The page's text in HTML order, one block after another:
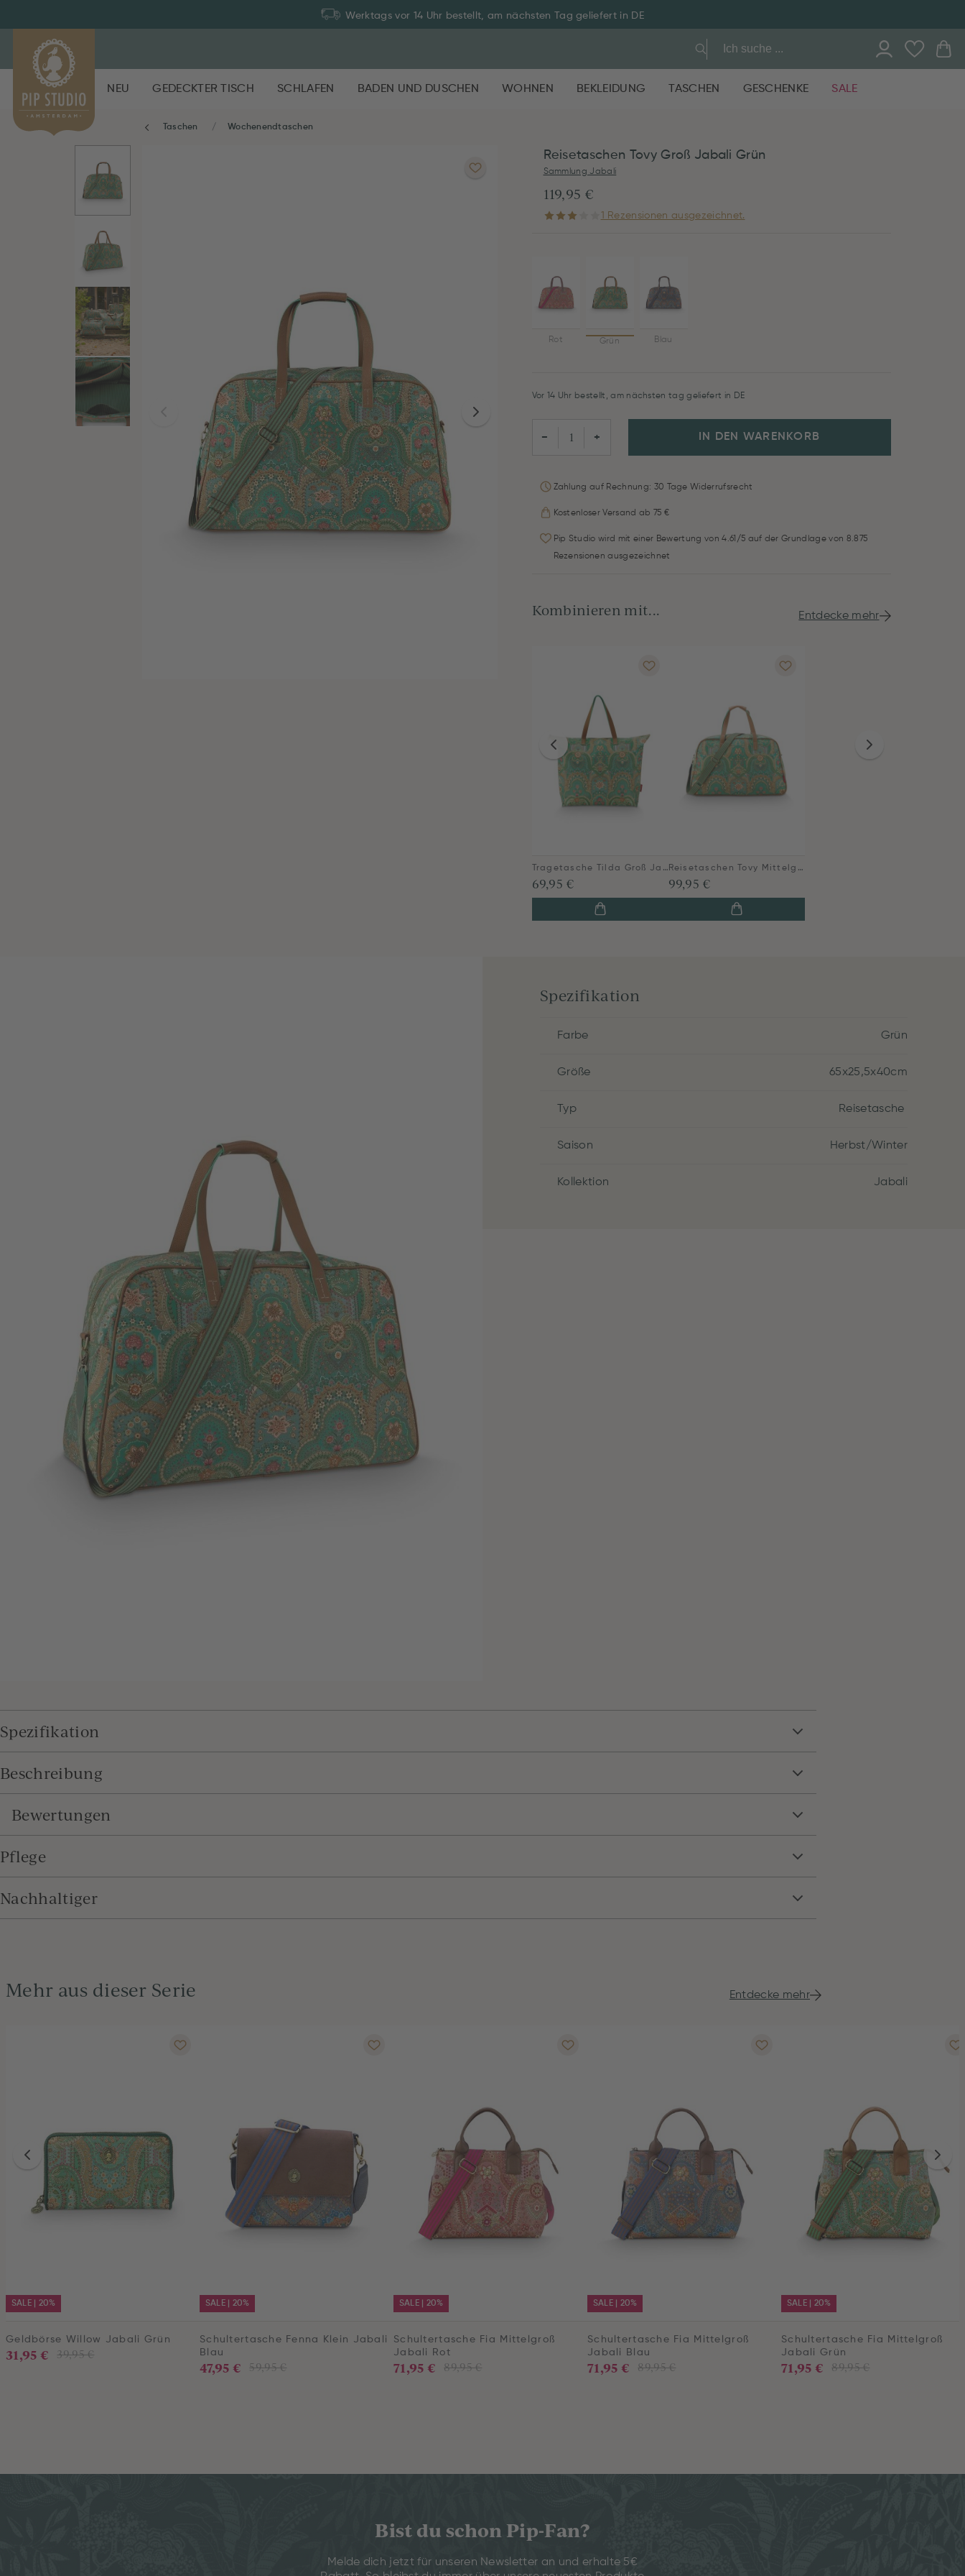
Werktags vor 14 Uhr bestellt, am nächsten Tag geliefert in DE
NEU GEDECKTER TISCH SCHLAFEN BADEN UND DUSCHEN WOHNEN BEKLEIDUNG TASCHEN GESCHENKE SALE
Taschen Wochenendtaschen
Reisetaschen Tovy Groß Jabali Grün
Sammlung Jabali
119,95 €
1 Rezensionen ausgezeichnet.
Rot Grün Blau
Vor 14 Uhr bestellt, am nächsten tag geliefert in DE
− + IN DEN WARENKORB
Zahlung auf Rechnung: 30 Tage Widerrufsrecht
Kostenloser Versand ab 75 €
Pip Studio wird mit einer Bewertung von 4.61/5 auf der Grundlage von 8.875
Rezensionen ausgezeichnet
Kombinieren mit... Entdecke mehr
Tragetasche Tilda Groß Jabali Grün
69,95 €
Reisetaschen Tovy Mittelgroß Jabali Grün
99,95 €
Spezifikation
Farbe Grün
Größe 65x25,5x40cm
Typ Reisetasche
Saison Herbst/Winter
Kollektion Jabali
Spezifikation
Beschreibung
Bewertungen
Pflege
Nachhaltiger
Mehr aus dieser Serie Entdecke mehr
SALE | 20%
Geldbörse Willow Jabali Grün
39,95 €
31,95 €
SALE | 20%
Schultertasche Fenna Klein Jabali
Blau
59,95 €
47,95 €
SALE | 20%
Schultertasche Fia Mittelgroß
Jabali Rot
89,95 €
71,95 €
SALE | 20%
Schultertasche Fia Mittelgroß
Jabali Blau
89,95 €
71,95 €
SALE | 20%
Schultertasche Fia Mittelgroß
Jabali Grün
89,95 €
71,95 €
Bist du schon Pip-Fan?
Melde dich jetzt für unseren Newsletter an und erhalte 5€